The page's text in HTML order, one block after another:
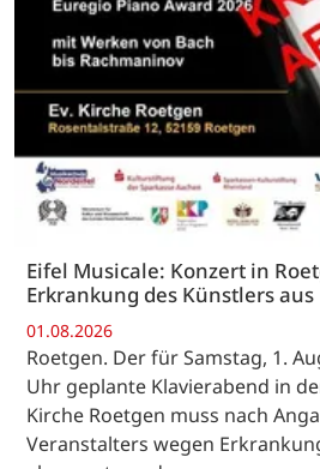
Eifel Musicale: Konzert in
Erkrankung des Künstlers aus
01.08.2026
Roetgen. Der für Samstag, 1.
Uhr geplante Klavierabend in
Kirche Roetgen muss nach
Veranstalters wegen